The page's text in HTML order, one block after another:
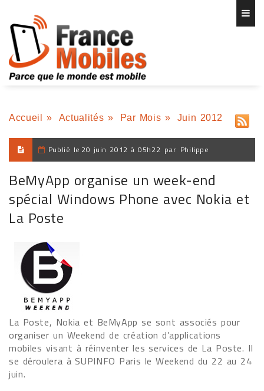
Accueil » Actualités » Par Mois » Juin 2012
Publié le 20 juin 2012 à 05h22 par Philippe
BeMyApp organise un week-end
spécial Windows Phone avec Nokia et
La Poste
La Poste, Nokia et BeMyApp se sont associés pour
organiser un Weekend de création d’applications
mobiles visant à réinventer les services de La Poste. Il
se déroulera à SUPINFO Paris le Weekend du 22 au 24
juin.